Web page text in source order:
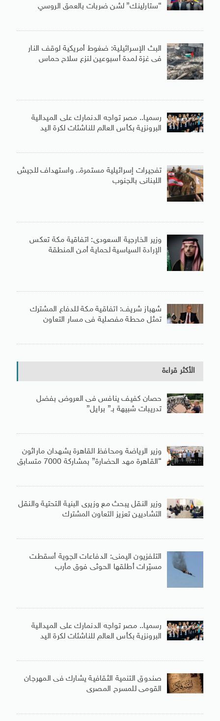
“ستارلينك” لشن ضربات بالعمق الروسي
البث الإسرائيلية: ضغوط أمريكية لوقف النار
فى غزة لمدة أسبوعين لنزع سلاح حماس
رسميا.. مصر تواجه الدنمارك على الميدالية
البرونزية بكأس العالم للناشئات لكرة اليد
تفجيرات إسرائيلية مستمرة.. واستهداف للجيش
اللبنانى بالجنوب
وزير الخارجية السعودى: اتفاقية مكة تعكس
الإرادة السياسية لحماية أمن المنطقة
شهباز شريف: اتفاقية مكة للدفاع المشترك
تمثل محطة مفصلية فى مسار التعاون
الأكثر قراءة
حصان كفيف ينافس فى العروض بفضل
تدريبات شبيهة بـ” برايل”
وزير الرياضة ومحافظ القاهرة يشهدان ماراثون
“القاهرة مهد الحضارة” بمشاركة 7000 متسابق
وزير النقل يبحث مع وزيرى البنية التحتية والنقل
التشاديين تعزيز التعاون المشترك
التلفزيون اليمنى: الدفاعات الجوية أسقطت
مسيّرات أطلقها الحوثى فوق مأرب
رسميا.. مصر تواجه الدنمارك على الميدالية
البرونزية بكأس العالم للناشئات لكرة اليد
صندوق التنمية الثقافية يشارك فى المهرجان
القومى للمسرح المصرى